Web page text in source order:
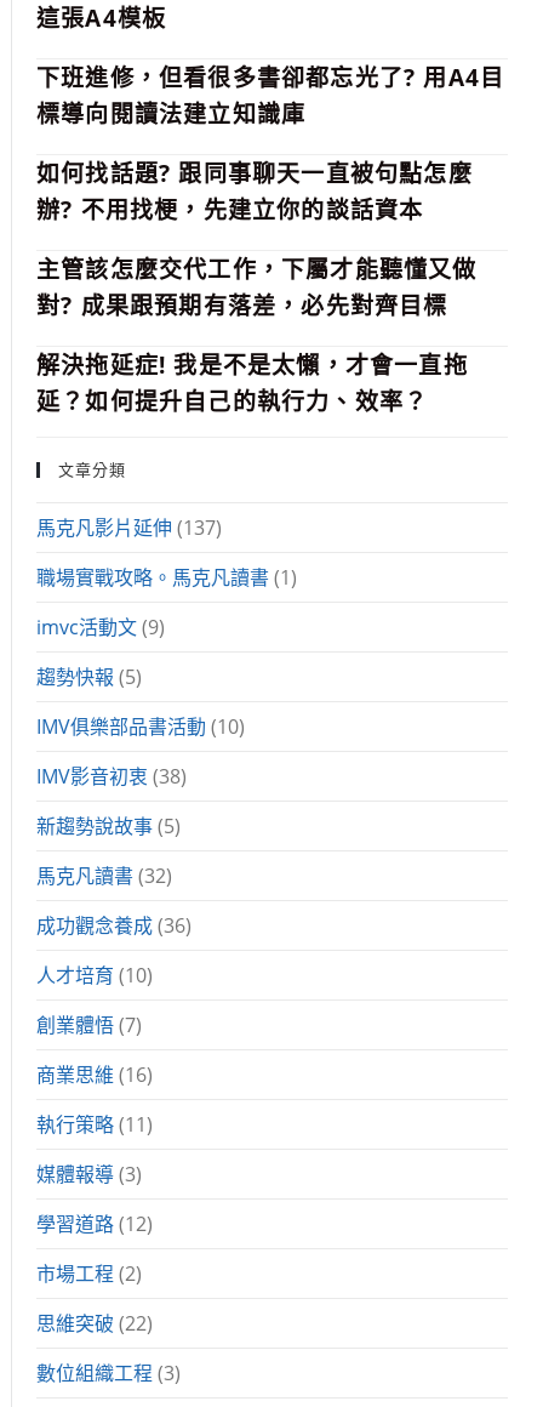
這張A4模板
下班進修，但看很多書卻都忘光了? 用A4目
標導向閱讀法建立知識庫
如何找話題? 跟同事聊天一直被句點怎麼
辦? 不用找梗，先建立你的談話資本
主管該怎麼交代工作，下屬才能聽懂又做
對? 成果跟預期有落差，必先對齊目標
解決拖延症! 我是不是太懶，才會一直拖
延？如何提升自己的執行力、效率？
文章分類
馬克凡影片延伸 (137)
職場實戰攻略。馬克凡讀書(1)
imvc活動文(9)
趨勢快報 (5)
IMV俱樂部品書活動 (10)
IMV影音初衷 (38)
新趨勢說故事(5)
馬克凡讀書(32)
成功觀念養成(36)
人才培育 (10)
創業體悟(7)
商業思維 (16)
執行策略(11)
媒體報導(3)
學習道路(12)
市場工程 (2)
思維突破 (22)
數位組織工程 (3)